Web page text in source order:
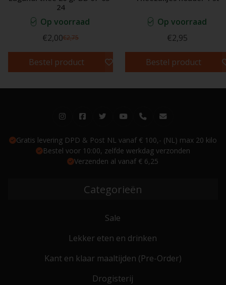
24
Op voorraad
€2,00€2,75
Bestel product
Op voorraad
€2,95
Bestel product
Gratis levering DPD & Post NL vanaf € 100,- (NL) max 20 kilo
Bestel voor 10:00, zelfde werkdag verzonden
Verzenden al vanaf € 6,25
Categorieën
Sale
Lekker eten en drinken
Kant en klaar maaltijden (Pre-Order)
Drogisterij